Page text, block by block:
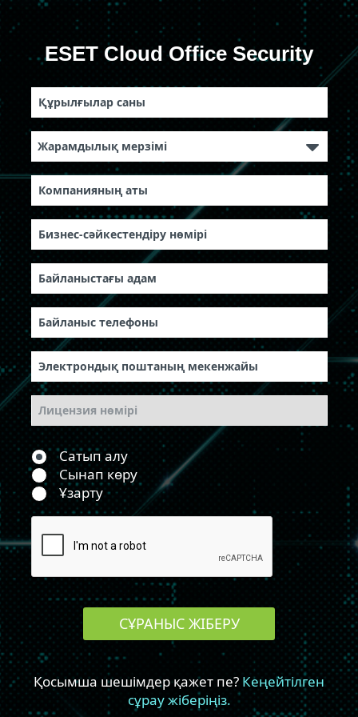
ESET Cloud Office Security
Сатып алу
Сынап көру
Ұзарту
СҰРАНЫС ЖІБЕРУ
Қосымша шешімдер қажет пе? Кеңейтілген
сұрау жіберіңіз.